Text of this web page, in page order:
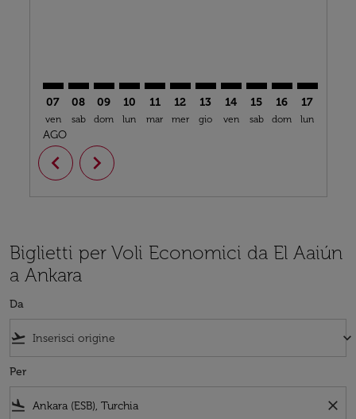
07
ven
AGO
08
sab
09
dom
10
lun
11
mar
12
mer
13
gio
14
ven
15
sab
16
dom
17
lun
chevron_left chevron_right
Biglietti per Voli Economici da El Aaiún
a Ankara
Da
flight_takeoff keyboard_arrow_down
Per
flight_land close